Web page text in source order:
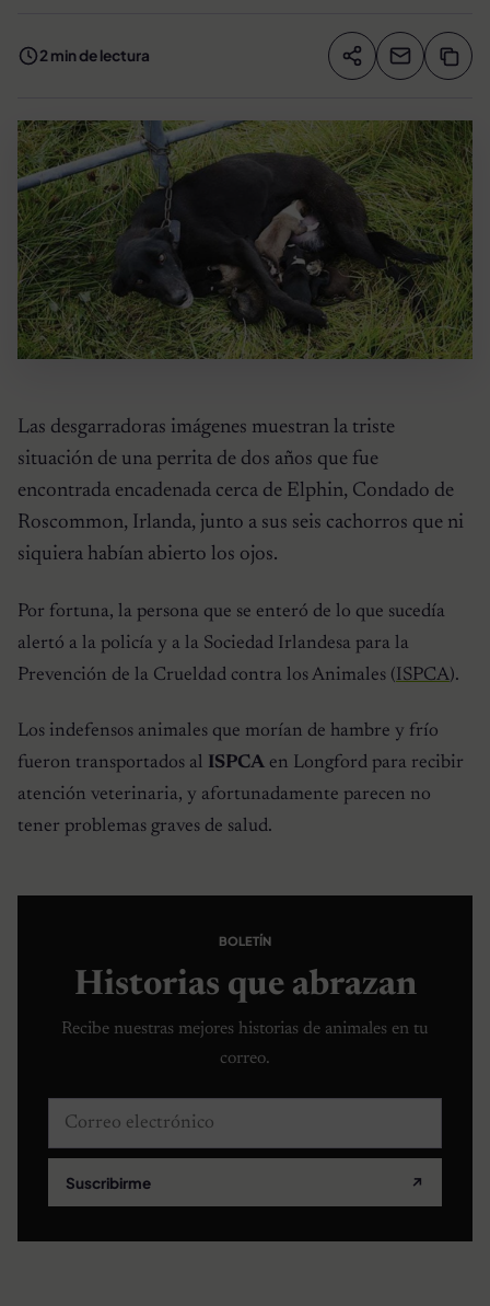
2 min de lectura Compartir
Las desgarradoras imágenes muestran la triste
situación de una perrita de dos años que fue
encontrada encadenada cerca de Elphin, Condado de
Roscommon, Irlanda, junto a sus seis cachorros que ni
siquiera habían abierto los ojos.
Por fortuna, la persona que se enteró de lo que sucedía
alertó a la policía y a la Sociedad Irlandesa para la
Prevención de la Crueldad contra los Animales (ISPCA).
Los indefensos animales que morían de hambre y frío
fueron transportados al ISPCA en Longford para recibir
atención veterinaria, y afortunadamente parecen no
tener problemas graves de salud.
BOLETÍN
Historias que abrazan
Recibe nuestras mejores historias de animales en tu
correo.
Correo electrónico
Suscribirme ↗